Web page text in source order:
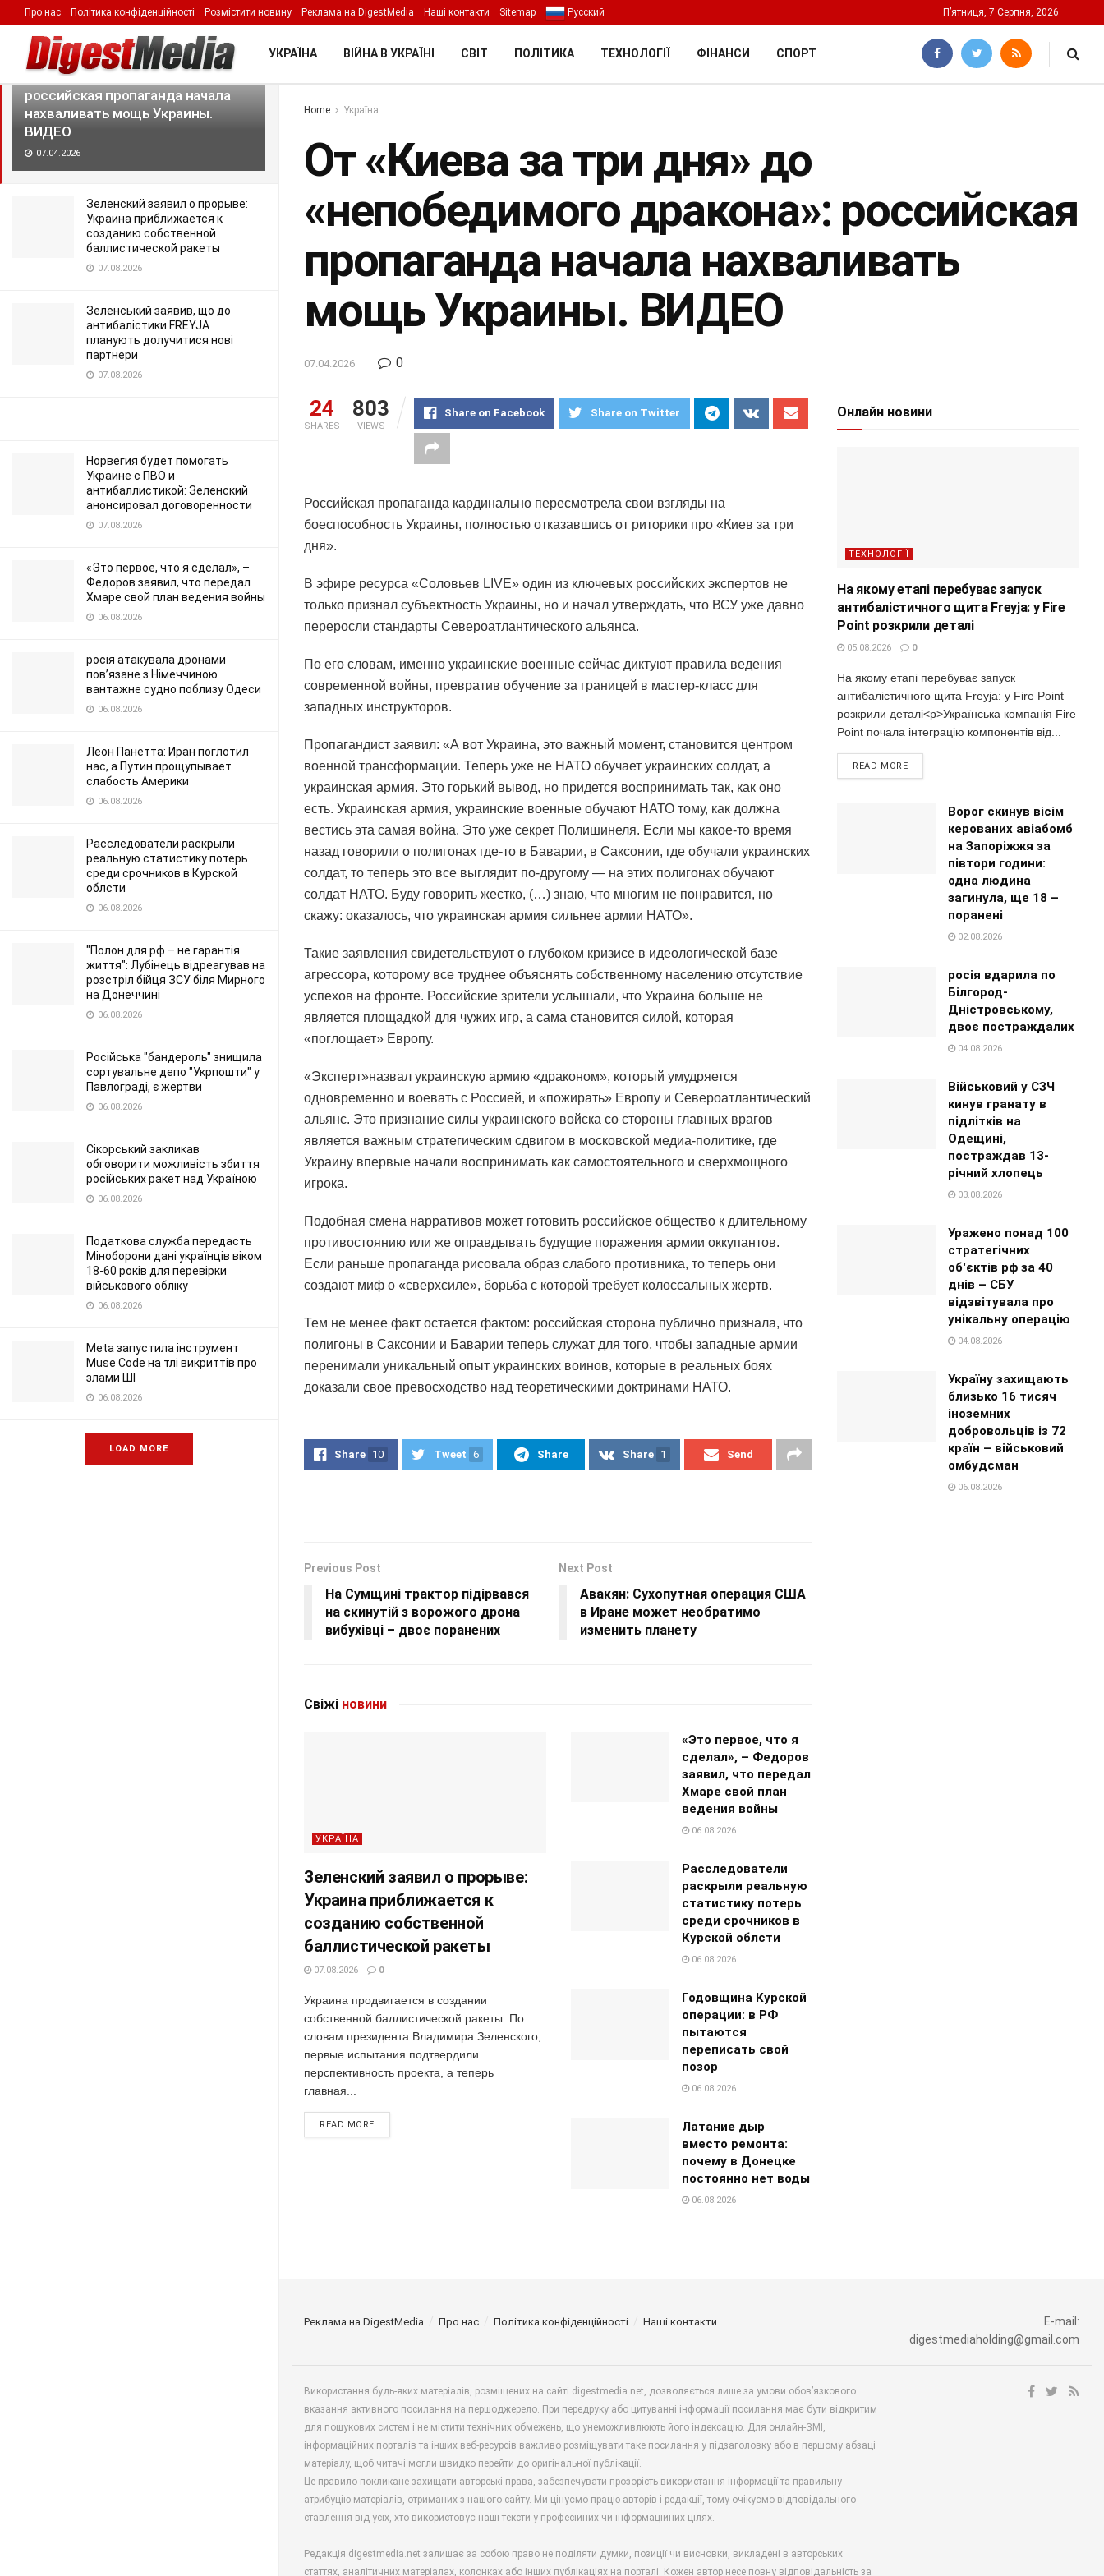
LATEST TRENDING Filter
От «Киева за три дня» до
«непобедимого дракона»:
российская пропаганда начала
нахваливать мощь Украины.
ВИДЕО
07.04.2026
Зеленский заявил о прорыве:
Украина приближается к
созданию собственной
баллистической ракеты
07.08.2026
Зеленський заявив, що до
антибалістики FREYJA
планують долучитися нові
партнери
07.08.2026
Норвегия будет помогать
Украине с ПВО и
антибаллистикой: Зеленский
анонсировал договоренности
07.08.2026
«Это первое, что я сделал», –
Федоров заявил, что передал
Хмаре свой план ведения войны
06.08.2026
росія атакувала дронами
пов’язане з Німеччиною
вантажне судно поблизу Одеси
06.08.2026
Леон Панетта: Иран поглотил
нас, а Путин прощупывает
слабость Америки
06.08.2026
Расследователи раскрыли
реальную статистику потерь
среди срочников в Курской
облсти
06.08.2026
"Полон для рф – не гарантія
життя": Лубінець відреагував на
розстріл бійця ЗСУ біля Мирного
на Донеччині
06.08.2026
Російська "бандероль" знищила
сортувальне депо "Укрпошти" у
Павлограді, є жертви
06.08.2026
Сікорський закликав
обговорити можливість збиття
російських ракет над Україною
06.08.2026
Податкова служба передасть
Міноборони дані українців віком
18-60 років для перевірки
військового обліку
06.08.2026
Meta запустила інструмент
Muse Code на тлі викриттів про
злами ШІ
06.08.2026
LOAD MORE
Про нас Політика конфіденційності Розмістити новину Реклама на DigestMedia Наші контакти Sitemap Русский П’ятниця, 7 Серпня, 2026
УКРАЇНА ВІЙНА В УКРАЇНІ СВІТ ПОЛІТИКА ТЕХНОЛОГІЇ ФІНАНСИ СПОРТ
Home Україна
От «Киева за три дня» до
«непобедимого дракона»: российская
пропаганда начала нахваливать
мощь Украины. ВИДЕО
07.04.2026 0
24
SHARES
803
VIEWS
Share on Facebook Share on Twitter
Российская пропаганда кардинально пересмотрела свои взгляды на
боеспособность Украины, полностью отказавшись от риторики про «Киев за три
дня».
В эфире ресурса «Соловьев LIVE» один из ключевых российских экспертов не
только признал субъектность Украины, но и начал утверждать, что ВСУ уже давно
переросли стандарты Североатлантического альянса.
По его словам, именно украинские военные сейчас диктуют правила ведения
современной войны, превратив обучение за границей в мастер-класс для
западных инструкторов.
Пропагандист заявил: «А вот Украина, это важный момент, становится центром
военной трансформации. Теперь уже не НАТО обучает украинских солдат, а
украинская армия. Это горький вывод, но придется воспринимать так, как оно
есть. Украинская армия, украинские военные обучают НАТО тому, как должна
вестись эта самая война. Это уже секрет Полишинеля. Если мы какое-то время
назад говорили о полигонах где-то в Баварии, в Саксонии, где обучали украинских
солдат, то теперь это все выглядит по-другому — на этих полигонах обучают
солдат НАТО. Буду говорить жестко, (…) знаю, что многим не понравится, но
скажу: оказалось, что украинская армия сильнее армии НАТО».
Такие заявления свидетельствуют о глубоком кризисе в идеологической базе
агрессора, которому все труднее объяснять собственному населению отсутствие
успехов на фронте. Российские зрители услышали, что Украина больше не
является площадкой для чужих игр, а сама становится силой, которая
«поглощает» Европу.
«Эксперт»назвал украинскую армию «драконом», который умудряется
одновременно и воевать с Россией, и «пожирать» Европу и Североатлантический
альянс. Это признание силы украинского войска со стороны главных врагов
является важным стратегическим сдвигом в московской медиа-политике, где
Украину впервые начали воспринимать как самостоятельного и сверхмощного
игрока.
Подобная смена нарративов может готовить российское общество к длительному
противостоянию или же оправдывать будущие поражения армии оккупантов.
Если раньше пропаганда рисовала образ слабого противника, то теперь они
создают миф о «сверхсиле», борьба с которой требует колоссальных жертв.
Тем не менее факт остается фактом: российская сторона публично признала, что
полигоны в Саксонии и Баварии теперь служат для того, чтобы западные армии
перенимали уникальный опыт украинских воинов, которые в реальных боях
доказали свое превосходство над теоретическими доктринами НАТО.
Share 10 Tweet 6 Share Share 1 Send
Previous Post
На Сумщині трактор підірвався
на скинутій з ворожого дрона
вибухівці – двоє поранених
Next Post
Авакян: Сухопутная операция США
в Иране может необратимо
изменить планету
Свіжі новини
УКРАЇНА
Зеленский заявил о прорыве:
Украина приближается к
созданию собственной
баллистической ракеты
07.08.2026 0
Украина продвигается в создании
собственной баллистической ракеты. По
словам президента Владимира Зеленского,
первые испытания подтвердили
перспективность проекта, а теперь
главная...
READ MORE
«Это первое, что я
сделал», – Федоров
заявил, что передал
Хмаре свой план
ведения войны
06.08.2026
Расследователи
раскрыли реальную
статистику потерь
среди срочников в
Курской облсти
06.08.2026
Годовщина Курской
операции: в РФ
пытаются
переписать свой
позор
06.08.2026
Латание дыр
вместо ремонта:
почему в Донецке
постоянно нет воды
06.08.2026
Онлайн новини
ТЕХНОЛОГІЇ
На якому етапі перебуває запуск
антибалістичного щита Freyja: у Fire
Point розкрили деталі
05.08.2026 0
На якому етапі перебуває запуск
антибалістичного щита Freyja: у Fire Point
розкрили деталі<p>Українська компанія Fire
Point почала інтеграцію компонентів від...
READ MORE
Ворог скинув вісім
керованих авіабомб
на Запоріжжя за
півтори години:
одна людина
загинула, ще 18 –
поранені
02.08.2026
росія вдарила по
Білгород-
Дністровському,
двоє постраждалих
04.08.2026
Військовий у СЗЧ
кинув гранату в
підлітків на
Одещині,
постраждав 13-
річний хлопець
03.08.2026
Уражено понад 100
стратегічних
об'єктів рф за 40
днів – СБУ
відзвітувала про
унікальну операцію
04.08.2026
Україну захищають
близько 16 тисяч
іноземних
добровольців із 72
країн – військовий
омбудсман
06.08.2026
Реклама на DigestMedia Про нас Політика конфіденційності Наші контакти
E-mail:
digestmediaholding@gmail.com
Використання будь-яких матеріалів, розміщених на сайті digestmedia.net, дозволяється лише за умови обов’язкового
вказання активного посилання на першоджерело. При передруку або цитуванні інформації посилання має бути відкритим
для пошукових систем і не містити технічних обмежень, що унеможливлюють його індексацію. Для онлайн-ЗМІ,
інформаційних порталів та інших веб-ресурсів важливо розміщувати таке посилання у підзаголовку або в першому абзаці
матеріалу, щоб читачі могли швидко перейти до оригінальної публікації.
Це правило покликане захищати авторські права, забезпечувати прозорість використання інформації та правильну
атрибуцію матеріалів, отриманих з нашого сайту. Ми цінуємо працю авторів і редакції, тому очікуємо відповідального
ставлення від усіх, хто використовує наші тексти у професійних чи інформаційних цілях.
Редакція digestmedia.net залишає за собою право не поділяти думки, позиції чи висновки, викладені в авторських
статтях, аналітичних матеріалах, колонках або інших публікаціях на порталі. Кожен автор несе повну відповідальність за